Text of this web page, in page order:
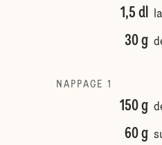
1,5 dl
30 g
NAPPAGE 1
150 g
60 g